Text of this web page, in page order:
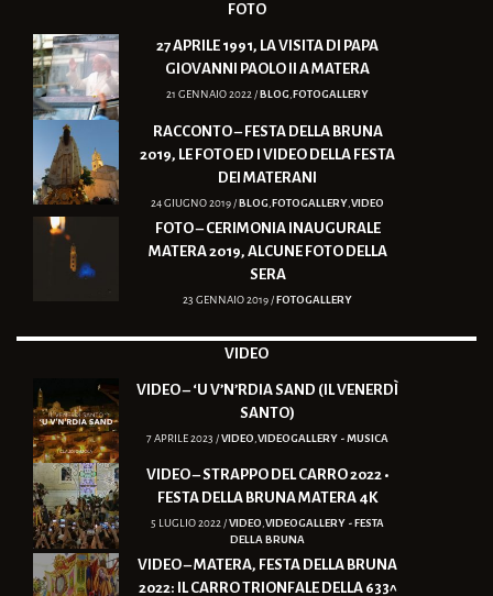
FOTO
27 APRILE 1991, LA VISITA DI PAPA
GIOVANNI PAOLO II A MATERA
21 GENNAIO 2022 /BLOG ,FOTOGALLERY
RACCONTO – FESTA DELLA BRUNA
2019, LE FOTO ED I VIDEO DELLA FESTA
DEI MATERANI
24 GIUGNO 2019 /BLOG ,FOTOGALLERY ,VIDEO
FOTO – CERIMONIA INAUGURALE
MATERA 2019, ALCUNE FOTO DELLA
SERA
23 GENNAIO 2019 /FOTOGALLERY
VIDEO
VIDEO – ‘U V’N’RDIA SAND (IL VENERDÌ
SANTO)
7 APRILE 2023 /VIDEO ,VIDEOGALLERY - MUSICA
VIDEO – STRAPPO DEL CARRO 2022 •
FESTA DELLA BRUNA MATERA 4K
5 LUGLIO 2022 /VIDEO ,VIDEOGALLERY - FESTA
DELLA BRUNA
VIDEO – MATERA, FESTA DELLA BRUNA
2022: IL CARRO TRIONFALE DELLA 633^